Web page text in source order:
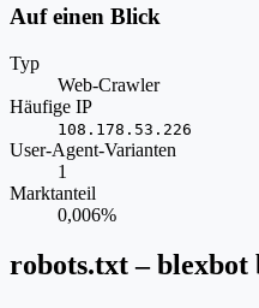
Auf einen Blick
Typ
Web-Crawler
Häufige IP
108.178.53.226
User-Agent-Varianten
1
Marktanteil
0,006%
robots.txt – blexbot